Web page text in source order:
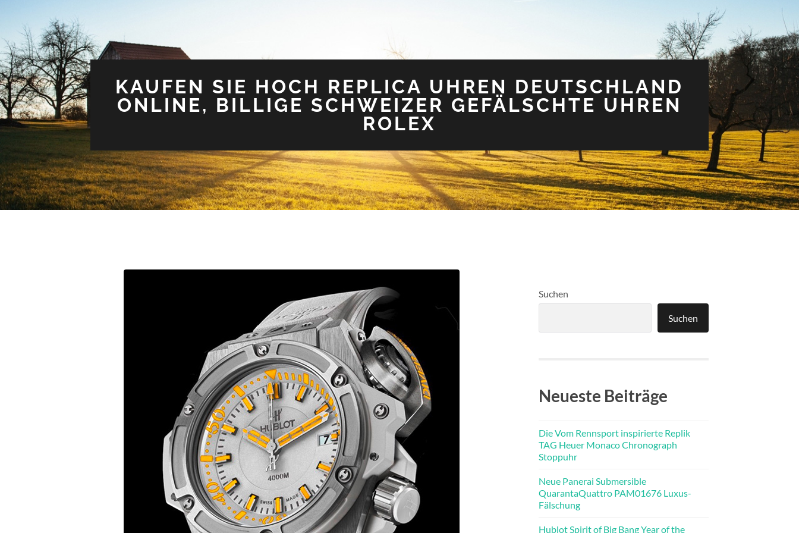
KAUFEN SIE HOCH REPLICA UHREN DEUTSCHLAND
ONLINE, BILLIGE SCHWEIZER GEFÄLSCHTE UHREN
ROLEX
Suchen
Suchen
Neueste Beiträge
Die Vom Rennsport inspirierte Replik
TAG Heuer Monaco Chronograph
Stoppuhr
Neue Panerai Submersible
QuarantaQuattro PAM01676 Luxus-
Fälschung
Hublot Spirit of Big Bang Year of the